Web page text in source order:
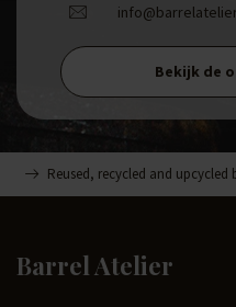
Bekijk de
Reused, recycled and upcycled
Barrel Atelier